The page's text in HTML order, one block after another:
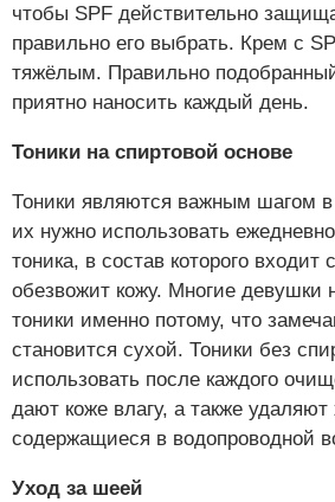
чтобы SPF действительно
правильно его выбрать. Крем с
тяжёлым. Правильно
приятно наносить каждый день.
Тоники на спиртовой основе
Тоники являются важным шагом в
их нужно использовать
тоника, в состав которого входит
обезвожит кожу. Многие девушки
тоники именно потому, что
становится сухой. Тоники без
использовать после каждого
дают коже влагу, а также
содержащиеся в водопроводной
Уход за шеей